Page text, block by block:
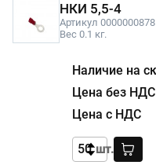
НКИ 5,5-4
Артикул 0000000878
Вес 0.1 кг.
шт.